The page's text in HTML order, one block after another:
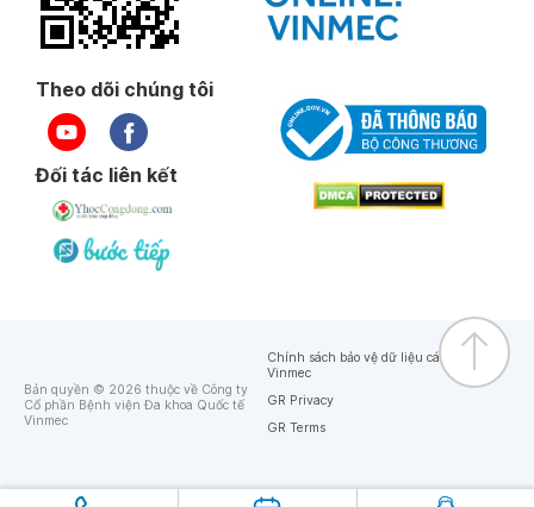
Theo dõi chúng tôi
Đối tác liên kết
Bản quyền © 2026 thuộc về Công ty
Cổ phần Bệnh viện Đa khoa Quốc tế
Vinmec
Chính sách bảo vệ dữ liệu cá nhân của
Vinmec
GR Privacy
GR Terms